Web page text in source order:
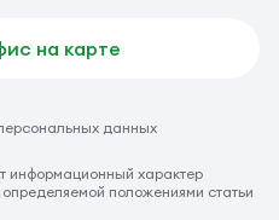
на карте
данных
информационный характер
положениями статьи